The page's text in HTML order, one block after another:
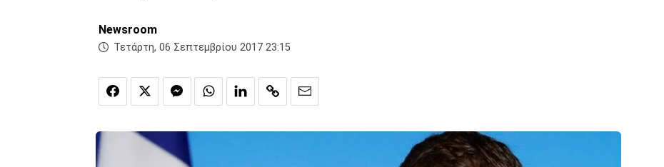
Newsroom
Τετάρτη, 06 Σεπτεμβρίου 2017 23:15